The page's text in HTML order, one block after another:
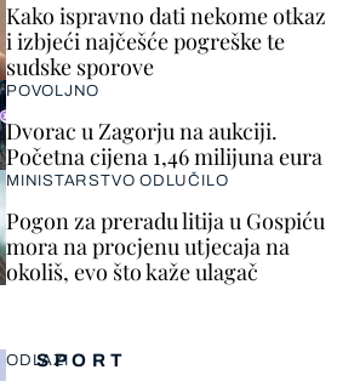
SPORT
ODLAZI
Kako ispravno dati nekome otkaz
i izbjeći najčešće pogreške te
sudske sporove
POVOLJNO
Dvorac u Zagorju na aukciji.
Početna cijena 1,46 milijuna eura
MINISTARSTVO ODLUČILO
Pogon za preradu litija u Gospiću
mora na procjenu utjecaja na
okoliš, evo što kaže ulagač